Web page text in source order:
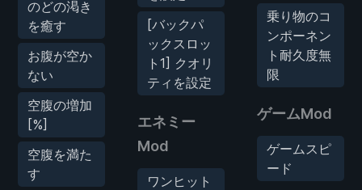
のどの渇き
を癒す
お腹が空か
ない
空腹の増加
[%]
空腹を満た
す
[バックパ
ックスロッ
ト1] クオリ
ティを設定
エネミー
Mod
ワンヒット
乗り物のコ
ンポーネン
ト耐久度無
限
ゲームMod
ゲームスピ
ード